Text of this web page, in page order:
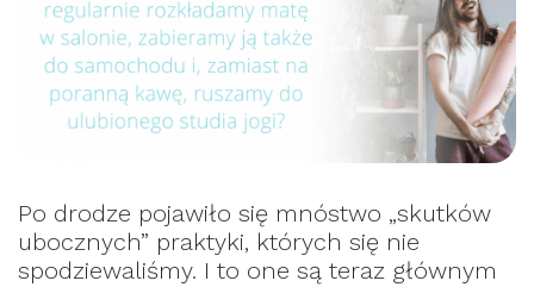
Po drodze pojawiło się mnóstwo „skutków
ubocznych” praktyki, których się nie
spodziewaliśmy. I to one są teraz głównym